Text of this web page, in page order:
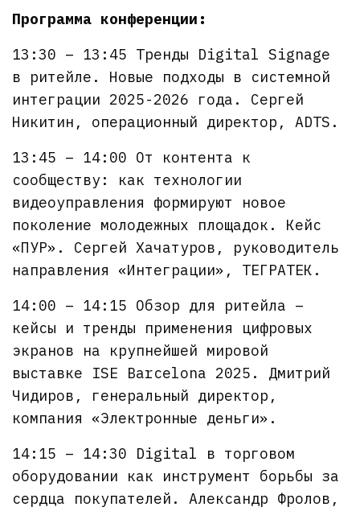
Программа конференции:
13:30 – 13:45 Тренды Digital Signage
в ритейле. Новые подходы в системной
интеграции 2025-2026 года. Сергей
Никитин, операционный директор, ADTS.
13:45 – 14:00 От контента к
сообществу: как технологии
видеоуправления формируют новое
поколение молодежных площадок. Кейс
«ПУР». Сергей Хачатуров, руководитель
направления «Интеграции», ТЕГРАТЕК.
14:00 – 14:15 Обзор для ритейла –
кейсы и тренды применения цифровых
экранов на крупнейшей мировой
выставке ISE Barcelona 2025. Дмитрий
Чидиров, генеральный директор,
компания «Электронные деньги».
14:15 – 14:30 Digital в торговом
оборудовании как инструмент борьбы за
сердца покупателей. Александр Фролов,